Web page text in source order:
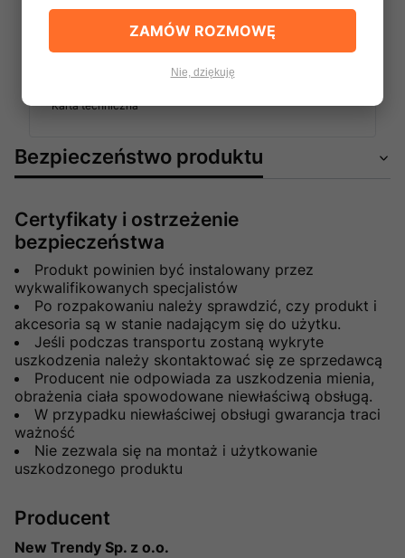
EXK-2100_karta_techniczna_2.pdf
Karta techniczna
Bezpieczeństwo produktu
Certyfikaty i ostrzeżenie
bezpieczeństwa
Produkt powinien być instalowany przez
wykwalifikowanych specjalistów
Po rozpakowaniu należy sprawdzić, czy produkt i
akcesoria są w stanie nadającym się do użytku.
Jeśli podczas transportu zostaną wykryte
uszkodzenia należy skontaktować się ze sprzedawcą
Producent nie odpowiada za uszkodzenia mienia,
obrażenia ciała spowodowane niewłaściwą obsługą.
W przypadku niewłaściwej obsługi gwarancja traci
ważność
Nie zezwala się na montaż i użytkowanie
uszkodzonego produktu
Producent
New Trendy Sp. z o.o.
ZAMÓW ROZMOWĘ
Nie, dziękuję